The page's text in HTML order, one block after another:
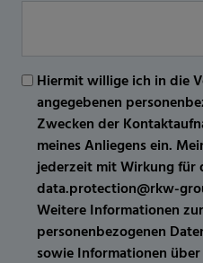
Hiermit willige ich in die
angegebenen
Zwecken der
meines Anliegens ein.
jederzeit mit Wirkung für
data.protection@rkw-
Weitere Informationen
personenbezogenen
sowie Informationen